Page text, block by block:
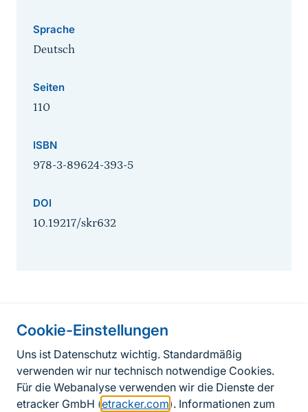
Cookie-Einstellungen
Uns ist Datenschutz wichtig. Standardmäßig
verwenden wir nur technisch notwendige Cookies.
Für die Webanalyse verwenden wir die Dienste der
etracker GmbH (etracker.com ). Informationen zum
Sprache
Deutsch
Seiten
110
ISBN
978-3-89624-393-5
DOI
10.19217/skr632
Informationen zur Seite
FußzeileKontakt zum BfN
Kontaktformular